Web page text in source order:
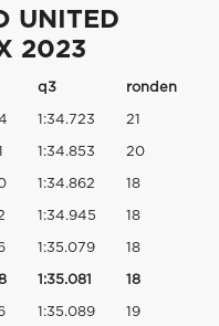
UNITED
2023
q3 ronden
1:34.723 21
1:34.853 20
1:34.862 18
1:34.945 18
1:35.079 18
1:35.081 18
1:35.089 19